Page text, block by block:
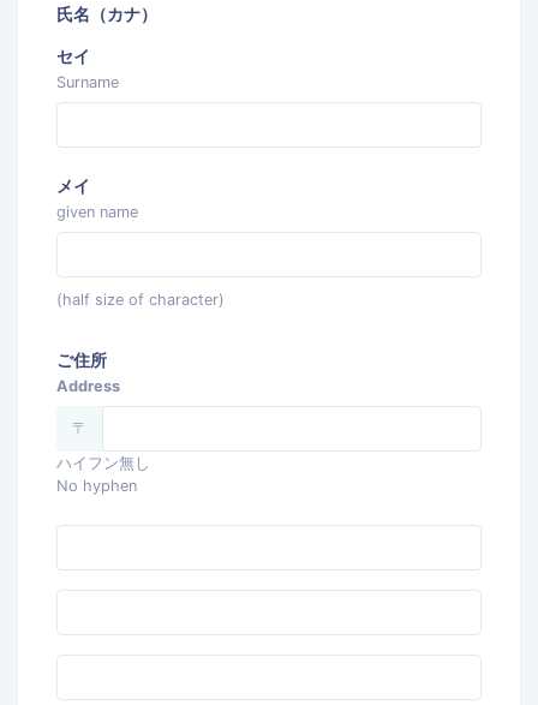
氏名（カナ）
セイ
Surname
メイ
given name
(half size of character)
ご住所
Address
〒
ハイフン無し
No hyphen